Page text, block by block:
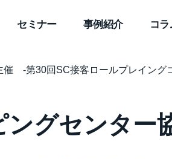
セミナー 事例紹介 コラ
催 -第30回SC接客ロールプレイング
ングセンタ